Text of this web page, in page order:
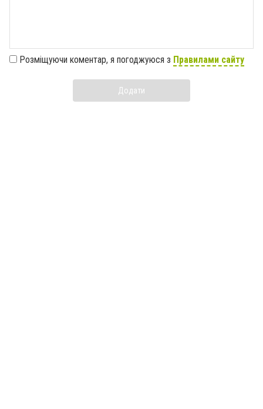
Розміщуючи коментар, я погоджуюся з Правилами сайту
Додати